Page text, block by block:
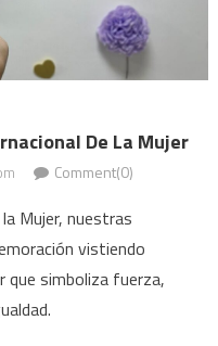
De La Mujer
Comment(0)
Mujer, nuestras
vistiendo
simboliza fuerza,